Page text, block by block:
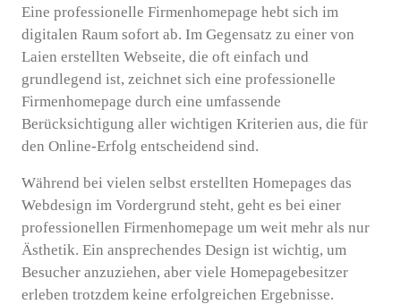
Eine professionelle Firmenhomepage hebt sich im
digitalen Raum sofort ab. Im Gegensatz zu einer von
Laien erstellten Webseite, die oft einfach und
grundlegend ist, zeichnet sich eine professionelle
Firmenhomepage durch eine umfassende
Berücksichtigung aller wichtigen Kriterien aus, die für
den Online-Erfolg entscheidend sind.
Während bei vielen selbst erstellten Homepages das
Webdesign im Vordergrund steht, geht es bei einer
professionellen Firmenhomepage um weit mehr als nur
Ästhetik. Ein ansprechendes Design ist wichtig, um
Besucher anzuziehen, aber viele Homepagebesitzer
erleben trotzdem keine erfolgreichen Ergebnisse.